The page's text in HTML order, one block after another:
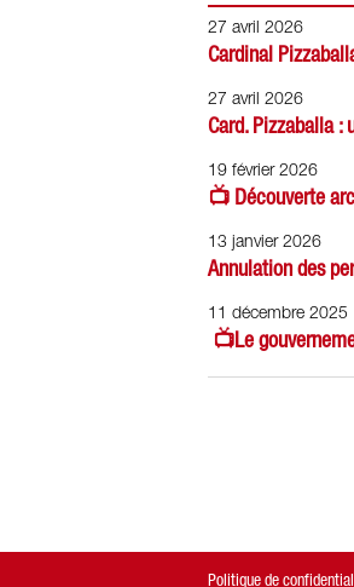
27 avril 2026
Cardinal
27 avril 2026
Card. Pizzaballa :
19 février 2026
📺 Découverte
13 janvier 2026
Annulation des
11 décembre 2025
📺Le
Politique de